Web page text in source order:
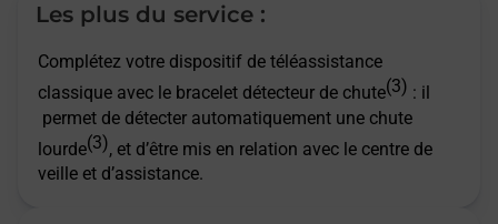
Les plus du service :
Complétez votre dispositif de téléassistance
classique avec le bracelet détecteur de chute(3) : il
permet de détecter automatiquement une chute
lourde(3), et d’être mis en relation avec le centre de
veille et d’assistance.